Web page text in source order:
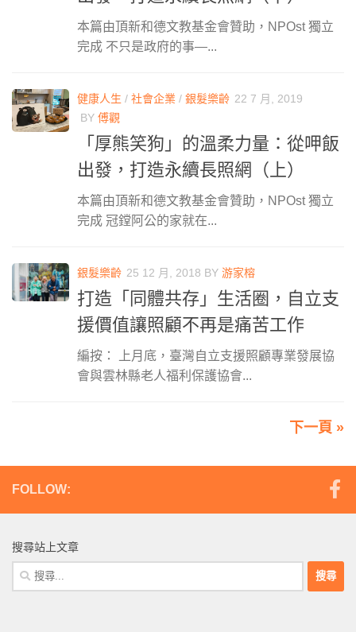
本篇由頂新和德文教基金會贊助，NPOst 獨立
完成 不只是政府的事—...
健康人生 / 社會企業 / 銀髮樂齡 22 7 月, 2019
BY 傅觀
「厚熊笑狗」的溫柔力量：從呷飯
出發，打造永續長照網（上）
本篇由頂新和德文教基金會贊助，NPOst 獨立
完成 冠鏜阿公的家就在...
銀髮樂齡 25 12 月, 2018 BY 游家榕
打造「同體共存」生活圈，自立支
援價值讓照顧不再是痛苦工作
編按： 上月底，臺灣自立支援照顧專業發展協
會與雲林縣老人福利保護協會...
下一頁 »
FOLLOW:
搜尋站上文章
搜
尋